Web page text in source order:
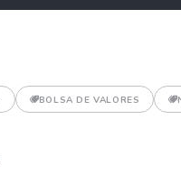
BOLSA DE VALORES